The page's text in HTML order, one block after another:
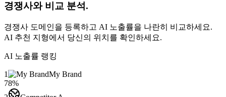
경쟁사와 비교 분석.
경쟁사 도메인을 등록하고 AI 노출률을 나란히 비교하세요.
AI 추천 지형에서 당신의 위치를 확인하세요.
AI 노출률 랭킹
1
My Brand
78%